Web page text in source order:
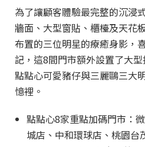
為了讓顧客體驗最完整的沉浸
牆面、大型窗貼、櫃檯及天花
布置的三位明星的療癒身影，
記，這8間門市額外設置了大
點點心可愛豬仔與三麗鷗三大
憶裡。
點點心8家重點加碼門市：
城店、中和環球店、桃園台